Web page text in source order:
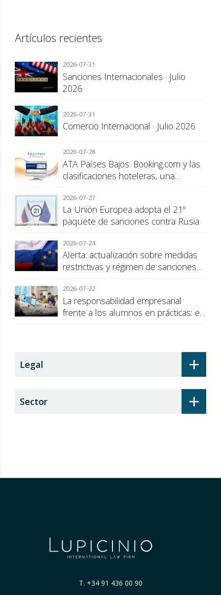
Artículos recientes
2026-07-31
Sanciones Internacionales · Julio
2026
2026-07-31
Comercio Internacional · Julio 2026
2026-07-28
ATA Países Bajos: Booking.com y las
clasificaciones hoteleras, una
consumidor
2026-07-27
La Unión Europea adopta el 21º
paquete de sanciones contra Rusia
2026-07-24
Alerta: actualización sobre medidas
restrictivas y régimen de sanciones
2026-07-22
La responsabilidad empresarial
frente a los alumnos en prácticas: el
+
Legal
+
Sector
T. +34 91 436 00 90